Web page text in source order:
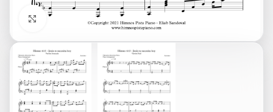
Click to enlarge